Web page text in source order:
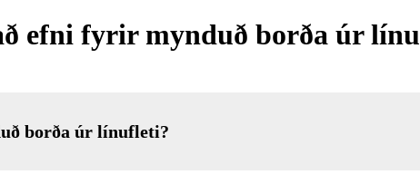
efni fyrir mynduð borða úr
borða úr línufleti?